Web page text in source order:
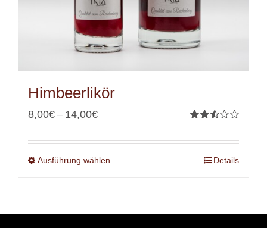
Himbeerlikör
mit
von 5
8,00€ – 14,00€
Ausführung wählen Details